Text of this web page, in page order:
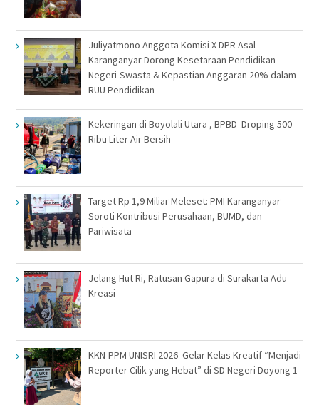
Juliyatmono Anggota Komisi X DPR Asal
Karanganyar Dorong Kesetaraan Pendidikan
Negeri-Swasta & Kepastian Anggaran 20% dalam
RUU Pendidikan
Kekeringan di Boyolali Utara , BPBD Droping 500
Ribu Liter Air Bersih
Target Rp 1,9 Miliar Meleset: PMI Karanganyar
Soroti Kontribusi Perusahaan, BUMD, dan
Pariwisata
Jelang Hut Ri, Ratusan Gapura di Surakarta Adu
Kreasi
KKN-PPM UNISRI 2026 Gelar Kelas Kreatif “Menjadi
Reporter Cilik yang Hebat” di SD Negeri Doyong 1